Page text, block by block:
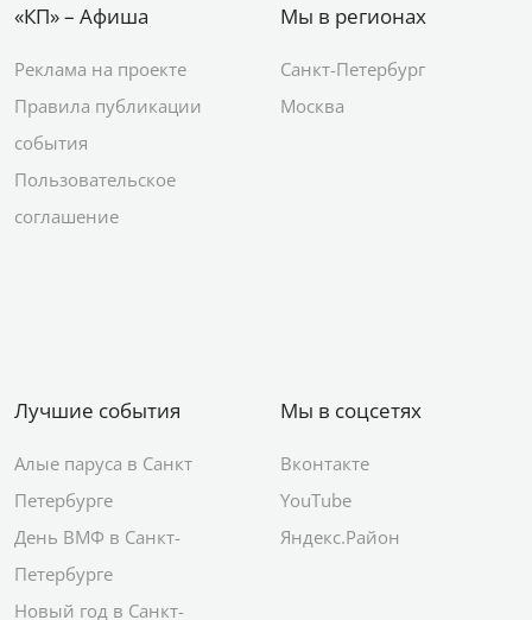
«КП» – Афиша
Реклама на проекте
Правила публикации
события
Пользовательское
соглашение
Мы в регионах
Санкт-Петербург
Москва
Лучшие события
Алые паруса в Санкт
Петербурге
День ВМФ в Санкт-
Петербурге
Новый год в Санкт-
Мы в соцсетях
Вконтакте
YouTube
Яндекс.Район